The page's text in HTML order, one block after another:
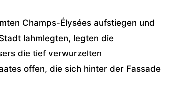
Champs-Élysées aufstiegen und
lahmlegten, legten die
die tief verwurzelten
offen, die sich hinter der Fassade